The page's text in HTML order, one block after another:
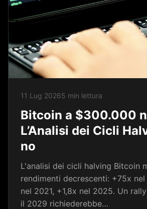
11 Lug 20265 min lettura
Bitcoin a $300.000
L’Analisi dei Cicli
no
L'analisi dei cicli halving Bitcoin
rendimenti decrescenti: +75x nel
nel 2021, +1,8x nel 2025. Un
il 2029 richiederebbe…